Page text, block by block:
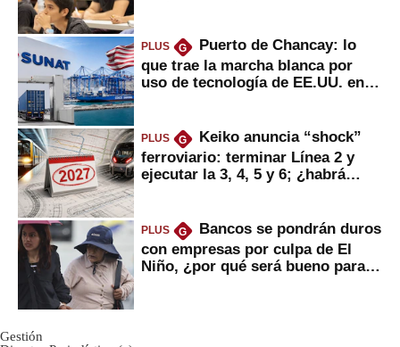
PLUS G
Puerto de Chancay: lo
que trae la marcha blanca por
uso de tecnología de EE.UU. en
PLUS G
Keiko anuncia “shock”
ferroviario: terminar Línea 2 y
ejecutar la 3, 4, 5 y 6; ¿habrá
PLUS G
Bancos se pondrán duros
con empresas por culpa de El
Niño, ¿por qué será bueno para
Gestión